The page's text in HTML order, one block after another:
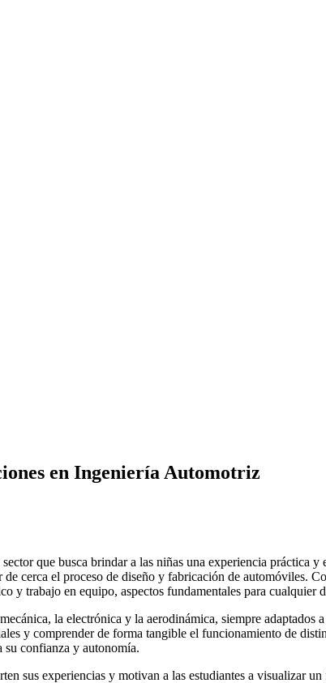
en Ingeniería Automotriz
que busca brindar a las niñas una experiencia práctica y
cerca el proceso de diseño y fabricación de automóviles.
y trabajo en equipo, aspectos fundamentales para cualquier
la electrónica y la aerodinámica, siempre adaptados
y comprender de forma tangible el funcionamiento de
su confianza y autonomía.
sus experiencias y motivan a las estudiantes a visualizar